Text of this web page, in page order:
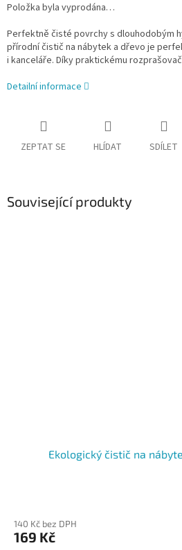
Položka byla vyprodána…
Perfektně čisté povrchy s dlouhodobým
přírodní čistič na nábytek a dřevo je
i kanceláře. Díky praktickému
Detailní informace
ZEPTAT SE HLÍDAT SDÍLET
Související produkty
Ekologický čistič na
produktu
je
140 Kč bez DPH
169 Kč